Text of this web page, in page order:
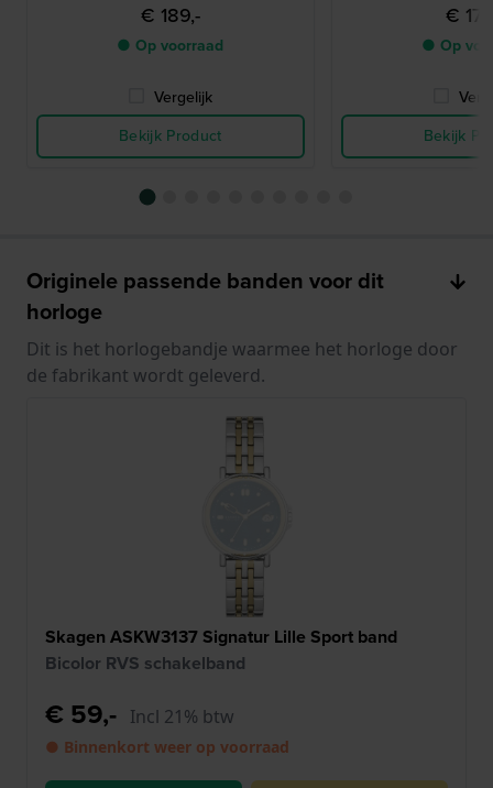
€ 189,-
● Op voorraad
Vergelijk
Bekijk Product
€
● Op
Bekijk
Originele passende banden voor dit
horloge
Dit is het horlogebandje waarmee het horloge door
de fabrikant wordt geleverd.
Skagen ASKW3137 Signatur Lille Sport band
Bicolor RVS schakelband
€ 59,- Incl 21% btw
● Binnenkort weer op voorraad